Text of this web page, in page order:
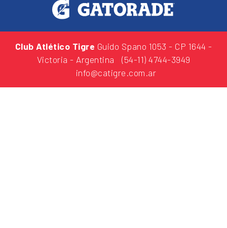
Club Atlético Tigre Guido Spano 1053 - CP 1644 -
Victoria - Argentina
(54-11) 4744-3949
info@catigre.com.ar